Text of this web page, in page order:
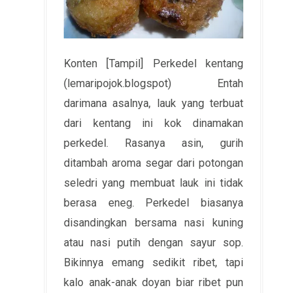
Konten [Tampil] Perkedel kentang
(lemaripojok.blogspot) Entah
darimana asalnya, lauk yang terbuat
dari kentang ini kok dinamakan
perkedel. Rasanya asin, gurih
ditambah aroma segar dari potongan
seledri yang membuat lauk ini tidak
berasa eneg. Perkedel biasanya
disandingkan bersama nasi kuning
atau nasi putih dengan sayur sop.
Bikinnya emang sedikit ribet, tapi
kalo anak-anak doyan biar ribet pun